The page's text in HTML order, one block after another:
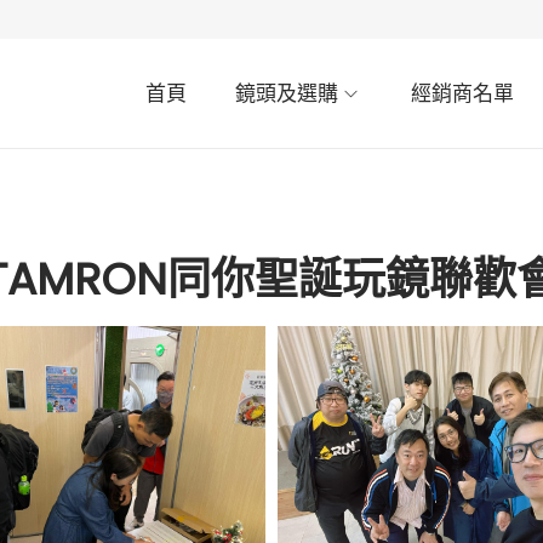
首頁 鏡頭及選購 經銷商名單
同你聖誕玩鏡聯歡